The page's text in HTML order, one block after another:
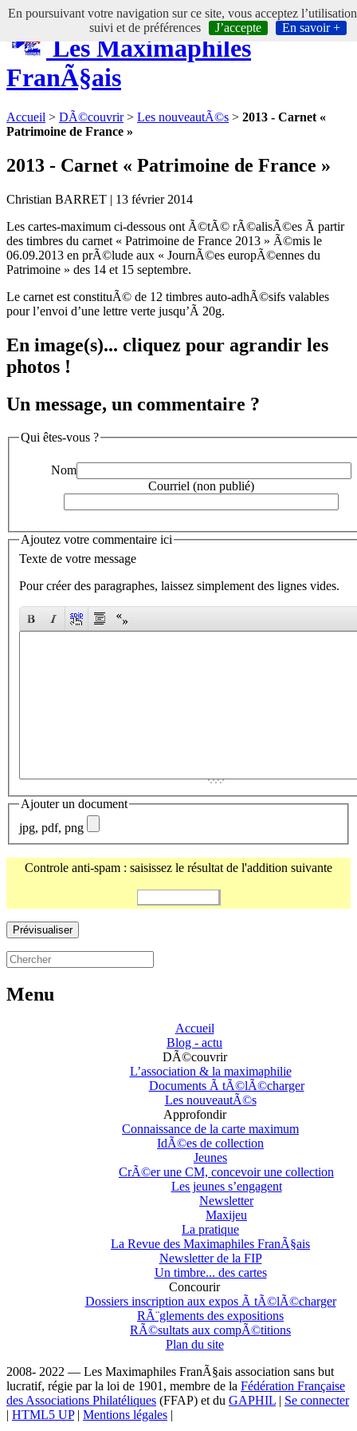
En poursuivant votre navigation sur ce site, vous acceptez
suivi et de préférences
J’accepte En savoir +
Les Maximaphiles
FranÃ§ais
Accueil > DÃ©couvrir> Les nouveautÃ©s > 2013 - Carnet «
Patrimoine de France »
2013 - Carnet « Patrimoine de France »
Christian BARRET | 13 février 2014
Les cartes-maximum ci-dessous ont Ã©tÃ© rÃ©alisÃ©es Ã partir
des timbres du carnet « Patrimoine de France 2013 » Ã©mis le
06.09.2013 en prÃ©lude aux « JournÃ©es europÃ©ennes du
Patrimoine » des 14 et 15 septembre.
Le carnet est constituÃ© de 12 timbres auto-adhÃ©sifs valables
pour l’envoi d’une lettre verte jusqu’Ã 20g.
En image(s)... cliquez pour agrandir les
photos !
Un message, un commentaire ?
Qui êtes-vous ?
Nom
Courriel (non publié)
Ajoutez votre commentaire ici
Texte de votre message
Pour créer des paragraphes, laissez simplement des lignes vides.
Ajouter un document
jpg, pdf, png
Controle anti-spam : saisissez le résultat de l'addition suivante
Menu
Accueil
Blog - actu
DÃ©couvrir
L’association & la maximaphilie
Documents Ã tÃ©lÃ©charger
Les nouveautÃ©s
Approfondir
Connaissance de la carte maximum
IdÃ©es de collection
Jeunes
CrÃ©er une CM, concevoir une collection
Les jeunes s’engagent
Newsletter
Maxijeu
La pratique
La Revue des Maximaphiles FranÃ§ais
Newsletter de la FIP
Un timbre... des cartes
Concourir
Dossiers inscription aux expos Ã tÃ©lÃ©charger
RÃ¨glements des expositions
RÃ©sultats aux compÃ©titions
Plan du site
2008- 2022 — Les Maximaphiles FranÃ§ais association sans but
lucratif, régie par la loi de 1901, membre de la Fédération Française
des Associations Philatéliques (FFAP) et du GAPHIL | Se connecter
| HTML5 UP| Mentions légales |